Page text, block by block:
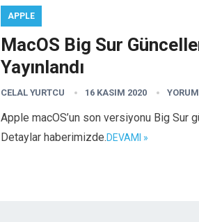
APPLE
MacOS Big Sur
Yayınlandı
CELAL YURTCU 16 KASIM 2020
Apple macOS’un son versiyonu Big Sur
Detaylar haberimizde.DEVAMI »